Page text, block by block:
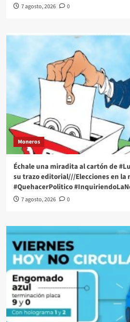
7 agosto, 2026 0
Moneros
Échale una miradita al cartón de
su trazo editorial///Elecciones en la
#QuehacerPolitico
7 agosto, 2026 0